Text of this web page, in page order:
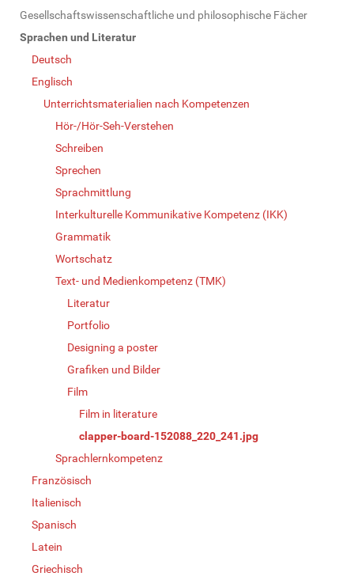
Gesellschaftswissenschaftliche und philosophische Fächer
Sprachen und Literatur
Deutsch
Englisch
Unterrichtsmaterialien nach Kompetenzen
Hör-/Hör-Seh-Verstehen
Schreiben
Sprechen
Sprachmittlung
Interkulturelle Kommunikative Kompetenz (IKK)
Grammatik
Wortschatz
Text- und Medienkompetenz (TMK)
Literatur
Portfolio
Designing a poster
Grafiken und Bilder
Film
Film in literature
clapper-board-152088_220_241.jpg
Sprachlernkompetenz
Französisch
Italienisch
Spanisch
Latein
Griechisch